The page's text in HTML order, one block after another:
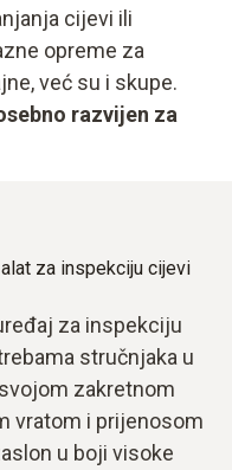
cijevi ili
opreme za
već su i skupe.
razvijen za
za inspekciju cijevi
za inspekciju
stručnjaka u
zakretnom
vratom i prijenosom
u boji visoke